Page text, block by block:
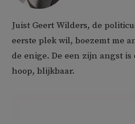
Juist Geert Wilders, de
eerste plek wil, boezemt me
de enige. De een zijn angst
hoop, blijkbaar.